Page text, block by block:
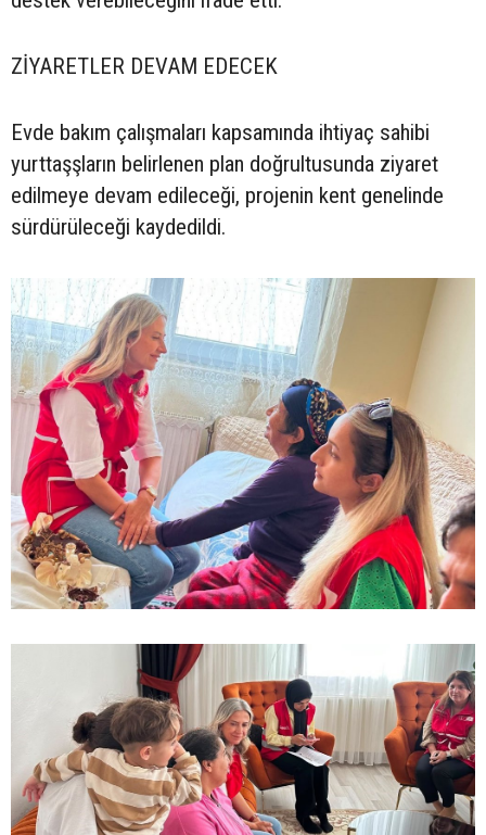
ZİYARETLER DEVAM EDECEK
Evde bakım çalışmaları kapsamında ihtiyaç sahibi
yurttaşşların belirlenen plan doğrultusunda ziyaret
edilmeye devam edileceği, projenin kent genelinde
sürdürüleceği kaydedildi.